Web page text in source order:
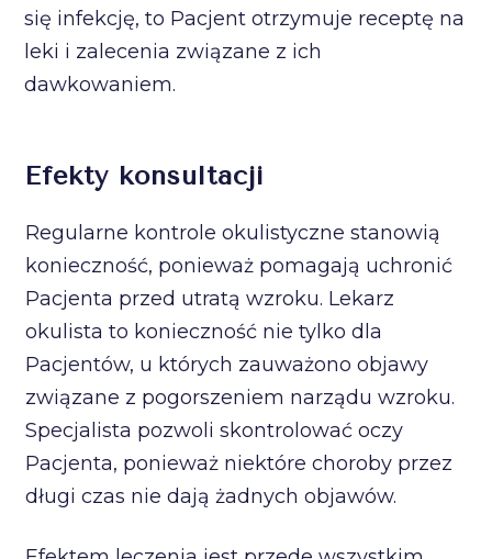
się infekcję, to Pacjent otrzymuje receptę na
leki i zalecenia związane z ich
dawkowaniem.
Efekty konsultacji
Regularne kontrole okulistyczne stanowią
konieczność, ponieważ pomagają uchronić
Pacjenta przed utratą wzroku. Lekarz
okulista to konieczność nie tylko dla
Pacjentów, u których zauważono objawy
związane z pogorszeniem narządu wzroku.
Specjalista pozwoli skontrolować oczy
Pacjenta, ponieważ niektóre choroby przez
długi czas nie dają żadnych objawów.